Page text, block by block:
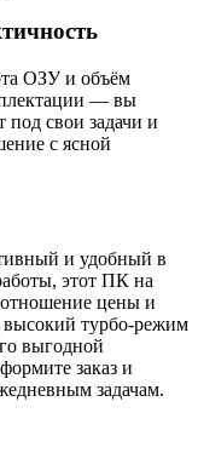
ОЗУ и объём
— вы
свои задачи и
с ясной
и удобный в
этот ПК на
цены и
турбо-режим
выгодной
заказ и
задачам.